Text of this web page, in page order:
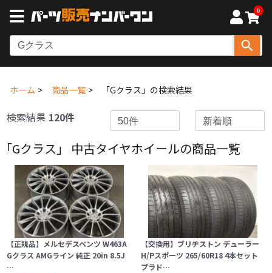
0
ホーム 商品一覧 「Gクラス」の検索結果
検索結果 120件
「Gクラス」 中古タイヤホイールの商品一覧
【正規品】メルセデスベンツ W463A
Gクラス AMGライン 純正 20in 8.5J
…
【交換用】ブリヂストン デューラー
H/Pスポーツ 265/60R18 4本セット
プラド…